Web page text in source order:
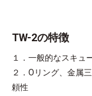
TW-2の特徴
１．一般的なスキュ
２．Oリング、金属
頼性​